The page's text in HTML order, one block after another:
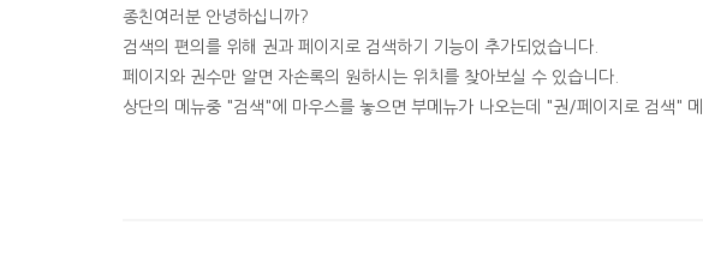
종친여러분 안녕하십니까?
검색의 편의를 위해 권과 페이지로 검색하기 기능이 추가되었습니다.
페이지와 권수만 알면 자손록의 원하시는 위치를 찾아보실 수 있습니다.
상단의 메뉴중 "검색"에 마우스를 놓으면 부메뉴가 나오는데 "권/페이지로 검색"